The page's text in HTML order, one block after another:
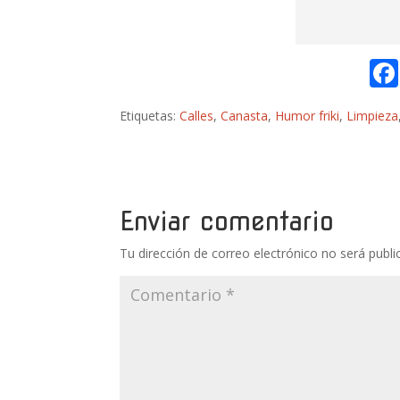
Etiquetas:Calles,Canasta, Humor friki, Limpieza,
Enviar comentario
Tu dirección de correo electrónico no será